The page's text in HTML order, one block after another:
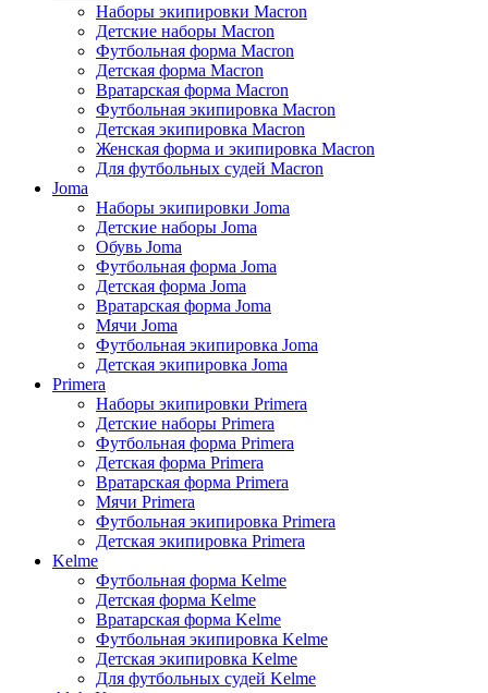
Наборы экипировки Macron
Детские наборы Macron
Футбольная форма Macron
Детская форма Macron
Вратарская форма Macron
Футбольная экипировка Macron
Детская экипировка Macron
Женская форма и экипировка Macron
Для футбольных судей Macron
Joma
Наборы экипировки Joma
Детские наборы Joma
Обувь Joma
Футбольная форма Joma
Детская форма Joma
Вратарская форма Joma
Мячи Joma
Футбольная экипировка Joma
Детская экипировка Joma
Primera
Наборы экипировки Primera
Детские наборы Primera
Футбольная форма Primera
Детская форма Primera
Вратарская форма Primera
Мячи Primera
Футбольная экипировка Primera
Детская экипировка Primera
Kelme
Футбольная форма Kelme
Детская форма Kelme
Вратарская форма Kelme
Футбольная экипировка Kelme
Детская экипировка Kelme
Для футбольных судей Kelme